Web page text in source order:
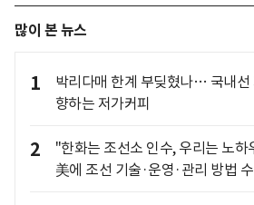
많이 본 뉴스
1
박리다매 한계 부딪혔나… 국내선
향하는 저가커피
2
"한화는 조선소 인수, 우리는 노
美에 조선 기술·운영·관리 방법